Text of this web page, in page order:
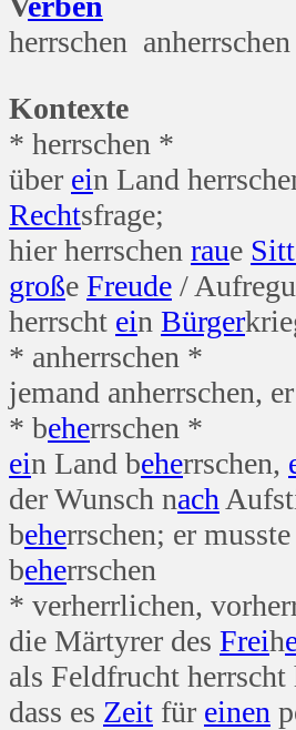
herrschen
Kontexte
* herrschen *
über ein Land
Rechtsfrage;
hier herrschen raue
große Freude /
herrscht ein Bürger
* anherrschen *
jemand anherrschen,
* beherrschen *
ein Land beherrschen,
der Wunsch nach
beherrschen; er
beherrschen
* verherrlichen,
die Märtyrer des Freih
als Feldfrucht
dass es Zeit für einen